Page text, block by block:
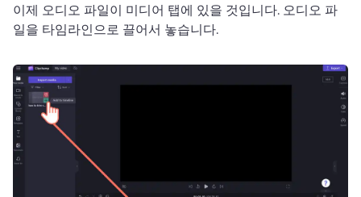
이제 오디오 파일이 미디어 탭에 있을 것입니다. 오디오 파
일을 타임라인으로 끌어서 놓습니다.